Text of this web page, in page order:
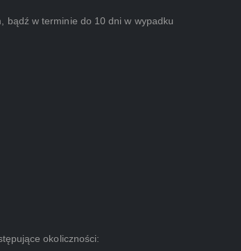
bądź w terminie do 10 dni w wypadku
okoliczności: